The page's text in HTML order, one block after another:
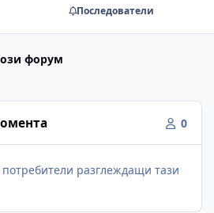
Последователи
форум
0
разглеждащи тази